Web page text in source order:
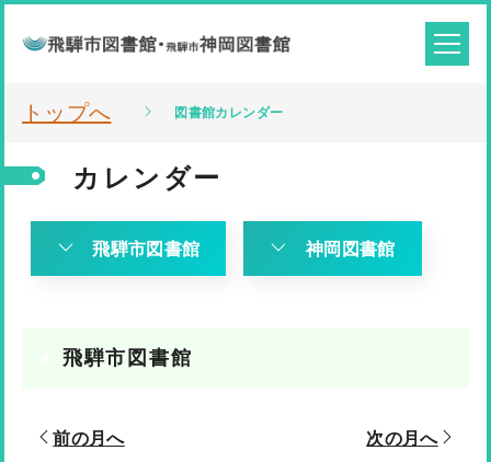
トップへ 図書館カレンダー
カレンダー
飛騨市図書館 神岡図書館
飛騨市図書館
前の月へ 次の月へ